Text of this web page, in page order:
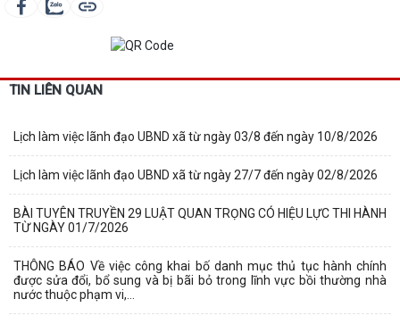
TIN LIÊN QUAN
Lịch làm việc lãnh đạo UBND xã từ ngày 03/8 đến ngày 10/8/2026
Lịch làm việc lãnh đạo UBND xã từ ngày 27/7 đến ngày 02/8/2026
BÀI TUYÊN TRUYỀN 29 LUẬT QUAN TRỌNG CÓ HIỆU LỰC THI HÀNH
TỪ NGÀY 01/7/2026
THÔNG BÁO Về việc công khai bố danh mục thủ tục hành chính
được sửa đổi, bổ sung và bị bãi bỏ trong lĩnh vực bồi thường nhà
nước thuộc phạm vi,...